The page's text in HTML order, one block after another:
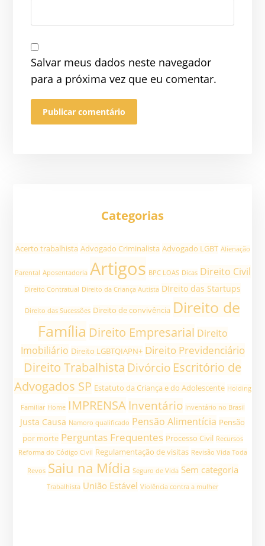
Salvar meus dados neste navegador
para a próxima vez que eu comentar.
Categorias
Acerto trabalhista Advogado Criminalista Advogado LGBT Alienação
Parental Aposentadoria Artigos BPC LOAS Dicas Direito Civil
Direito Contratual Direito da Criança Autista DIreito das Startups
Direito das Sucessões Direito de convivência Direito de
Família Direito Empresarial Direito
Imobiliário Direito LGBTQIAPN+ Direito Previdenciário
Direito Trabalhista Divórcio Escritório de
Advogados SP Estatuto da Criança e do Adolescente Holding
Familiar Home IMPRENSA Inventário Inventário no Brasil
Justa Causa Namoro qualificado Pensão Alimentícia Pensão
por morte Perguntas Frequentes Processo Civil Recursos
Reforma do Código Civil Regulamentação de visitas Revisão Vida Toda
Revos Saiu na Mídia Seguro de Vida Sem categoria
Trabalhista União Estável Violência contra a mulher